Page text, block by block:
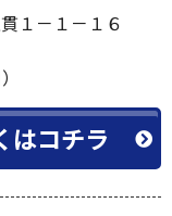
１－１－１６
はコチラ